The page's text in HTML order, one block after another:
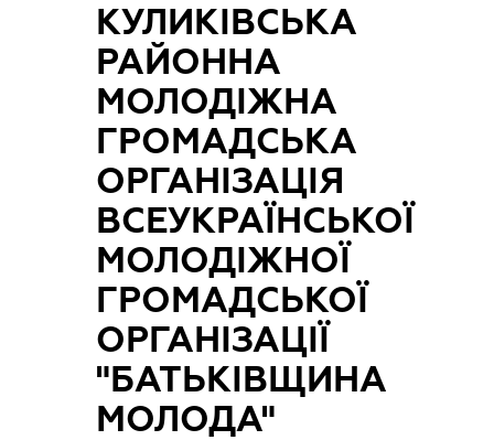
КУЛИКІВСЬКА
РАЙОННА
МОЛОДІЖНА
ГРОМАДСЬКА
ОРГАНІЗАЦІЯ
ВСЕУКРАЇНСЬКОЇ
МОЛОДІЖНОЇ
ГРОМАДСЬКОЇ
ОРГАНІЗАЦІЇ
"БАТЬКІВЩИНА
МОЛОДА"